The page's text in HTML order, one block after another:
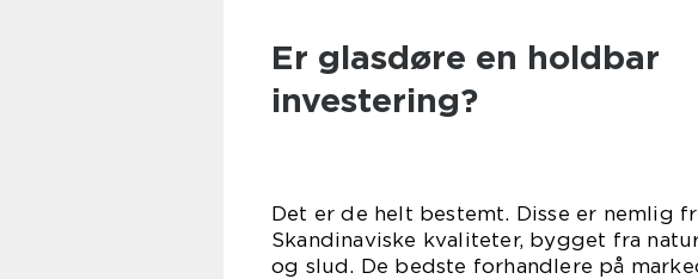
Er glasdøre en holdbar
investering?
Det er de helt bestemt. Disse er nemlig
Skandinaviske kvaliteter, bygget fra
og slud. De bedste forhandlere på